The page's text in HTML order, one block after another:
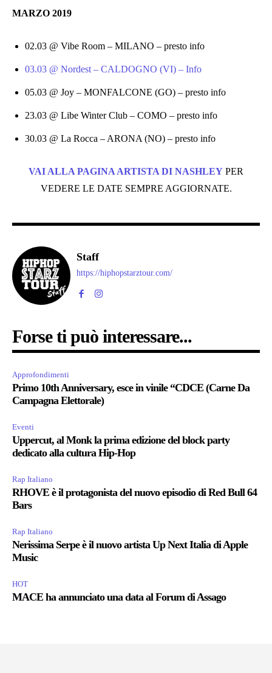
MARZO 2019
02.03 @ Vibe Room – MILANO – presto info
03.03 @ Nordest – CALDOGNO (VI) – Info
05.03 @ Joy – MONFALCONE (GO) – presto info
23.03 @ Libe Winter Club – COMO – presto info
30.03 @ La Rocca – ARONA (NO) – presto info
VAI ALLA PAGINA ARTISTA DI NASHLEY PER
VEDERE LE DATE SEMPRE AGGIORNATE.
Staff
https://hiphopstarztour.com/
Forse ti può interessare...
Approfondimenti
Primo 10th Anniversary, esce in vinile “CDCE (Carne Da
Campagna Elettorale)
Eventi
Uppercut, al Monk la prima edizione del block party
dedicato alla cultura Hip-Hop
Rap Italiano
RHOVE è il protagonista del nuovo episodio di Red Bull 64
Bars
Rap Italiano
Nerissima Serpe è il nuovo artista Up Next Italia di Apple
Music
HOT
MACE ha annunciato una data al Forum di Assago